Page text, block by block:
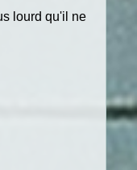
lourd qu'il ne